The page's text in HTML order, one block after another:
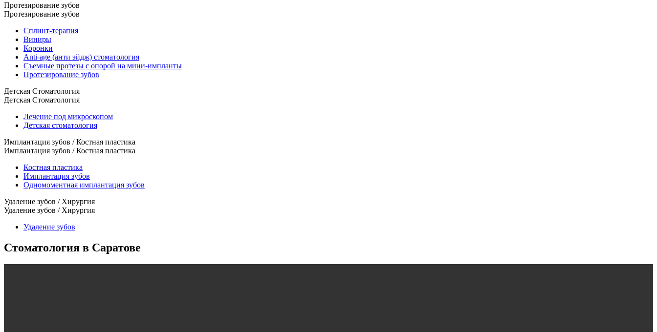
Протезирование зубов
Протезирование зубов
Сплинт-терапия
Виниры
Коронки
Anti-age (анти эйдж) стоматология
Съемные протезы с опорой на мини-импланты
Протезирование зубов
Детская Стоматология
Детская Стоматология
Лечение под микроскопом
Детская стоматология
Имплантация зубов / Костная пластика
Имплантация зубов / Костная пластика
Костная пластика
Имплантация зубов
Одномоментная имплантация зубов
Удаление зубов / Хирургия
Удаление зубов / Хирургия
Удаление зубов
Стоматология в Саратове